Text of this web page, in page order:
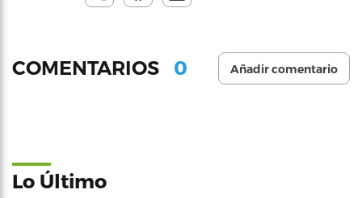
COMENTARIOS 0 Añadir comentario
Lo Último